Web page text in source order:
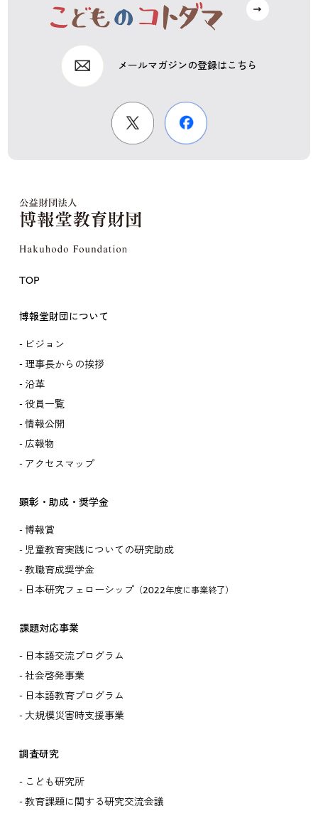
メールマガジンの登録はこちら
TOP
博報堂財団について
ビジョン
理事長からの挨拶
沿革
役員一覧
情報公開
広報物
アクセスマップ
顕彰・助成・奨学金
博報賞
児童教育実践についての研究助成
教職育成奨学金
日本研究フェローシップ（2022年度に事業終了）
課題対応事業
日本語交流プログラム
社会啓発事業
日本語教育プログラム
大規模災害時支援事業
調査研究
こども研究所
教育課題に関する研究交流会議